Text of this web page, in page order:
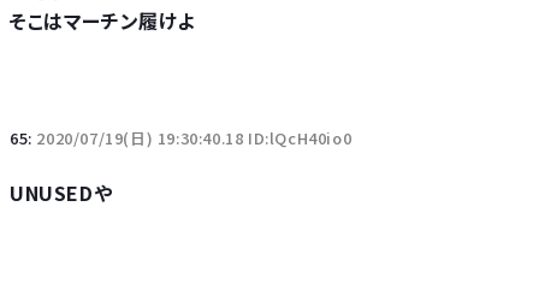
そこはマーチン履けよ
65: 2020/07/19(日) 19:30:40.18 ID:lQcH40io0
UNUSEDや